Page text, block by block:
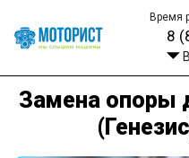
Время
8
Замена опоры